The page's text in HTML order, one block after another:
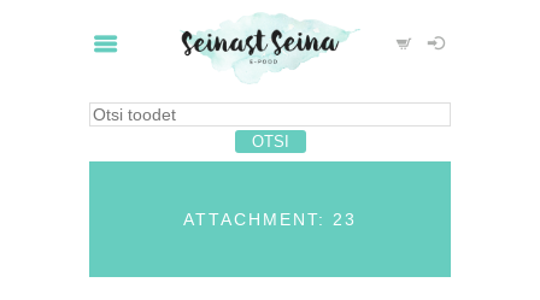
ATTACHMENT: 23